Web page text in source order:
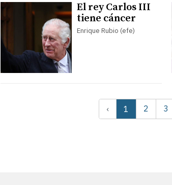
El rey Carlos III
tiene cáncer
Enrique Rubio (efe)
‹ 1 2 3